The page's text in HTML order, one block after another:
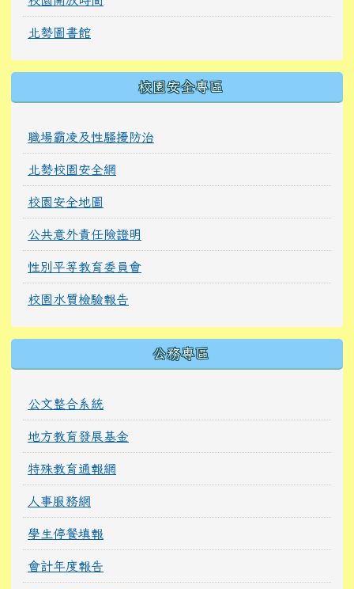
北勢圖書館
校園安全專區
職場霸凌及性騷擾防治
北勢校園安全網
校園安全地圖
公共意外責任險證明
性別平等教育委員會
校園水質檢驗報告
公務專區
公文整合系統
地方教育發展基金
特殊教育通報網
人事服務網
學生停餐填報
會計年度報告